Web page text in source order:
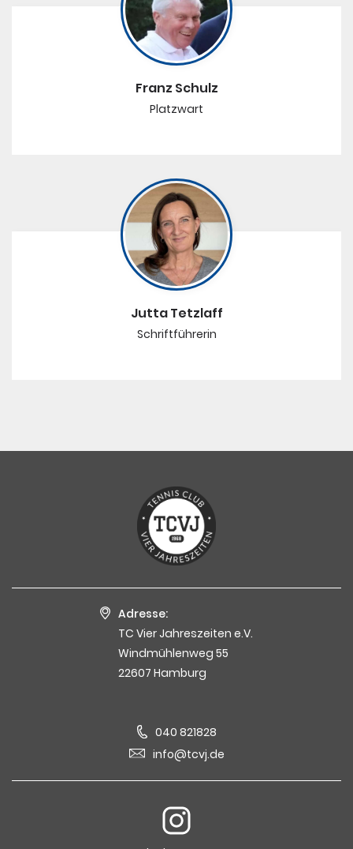
Franz Schulz
Platzwart
Jutta Tetzlaff
Schriftführerin
Adresse:
TC Vier Jahreszeiten e.V.
Windmühlenweg 55
22607 Hamburg
040 821828
info@tcvj.de